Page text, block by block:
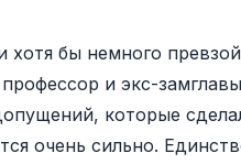
бы немного
и экс-
которые
очень сильно.